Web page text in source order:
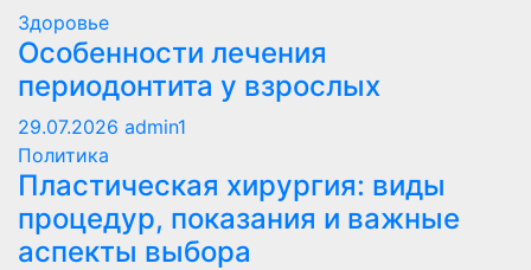
Здоровье
Особенности лечения
периодонтита у взрослых
29.07.2026 admin1
Политика
Пластическая хирургия: виды
процедур, показания и важные
аспекты выбора